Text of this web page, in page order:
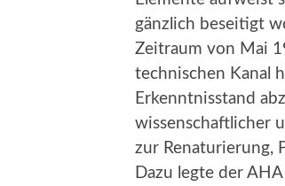
gänzlich beseitigt
Zeitraum von Mai
technischen Kanal
Erkenntnisstand
wissenschaftlicher
zur Renaturierung,
Dazu legte der